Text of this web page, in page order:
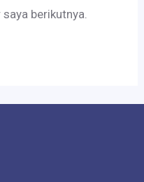
berikutnya.